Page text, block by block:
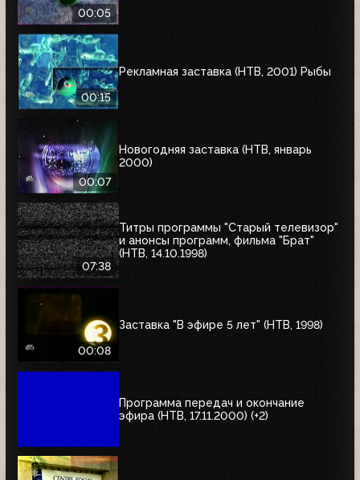
00:05
00:15
Рекламная заставка (НТВ, 2001) Рыбы
00:07
Новогодняя заставка (НТВ, январь
2000)
07:38
Титры программы "Старый телевизор"
и анонсы программ, фильма "Брат"
(НТВ, 14.10.1998)
00:08
Заставка "В эфире 5 лет" (НТВ, 1998)
Программа передач и окончание
эфира (НТВ, 17.11.2000) (+2)